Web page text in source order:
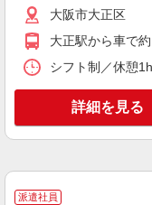
派遣社員
株式会社kotrio /●OS-H2-
大阪市大正区
大正駅から車で
シフト制／休憩
詳細を見る
派遣社員